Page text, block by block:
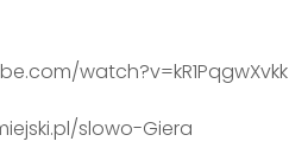
watch?v=kR1PqgwXvkk
slowo-Giera